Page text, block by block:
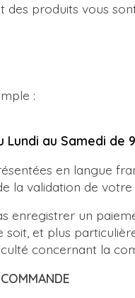
produits vous
:
Lundi au Samedi de
en langue
la validation de votre
enregistrer un
et plus
concernant la